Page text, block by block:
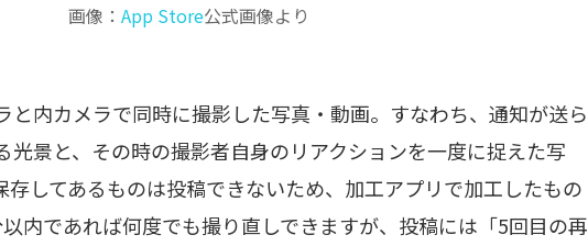
画像： App Store公式画像より
と内カメラで同時に撮影した写真・動画。すなわち、通知が送ら
光景と、その時の撮影者自身のリアクションを一度に捉えた写
存してあるものは投稿できないため、加工アプリで加工したもの
内であれば何度でも撮り直しできますが、投稿には「5回目の再